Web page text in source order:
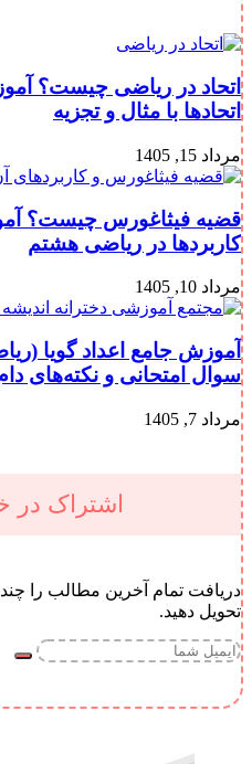
اتحاد در ریاضی چیست؟
اتحادها با مثال و تجزیه
مرداد 15, 1405
قضیه فیثاغورس چیست؟
کاربردها در ریاضی هشتم
مرداد 10, 1405
آموزش جامع اعداد گویا
سوال امتحانی و نکته‌های
مرداد 7, 1405
اشتراک در
دریافت تمام آخرین مطالب را چند
تحویل دهید.